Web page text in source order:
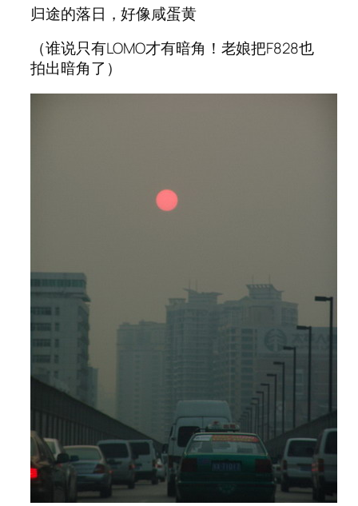
归途的落日，好像咸蛋黄
（谁说只有LOMO才有暗角！老娘把F828也
拍出暗角了）